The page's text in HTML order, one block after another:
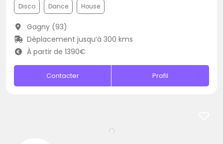
Disco Dance House
Gagny (93)
Déplacement jusqu’à 300 kms
À partir de 1390€
Contacter Profil